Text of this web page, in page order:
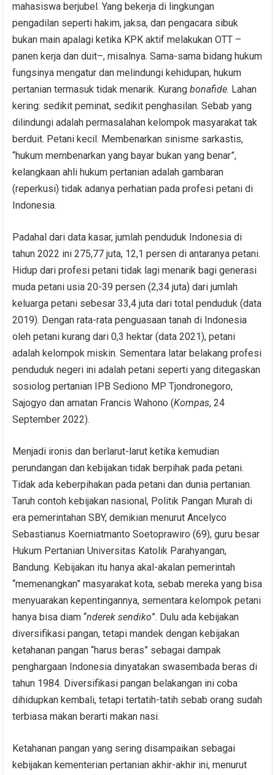
mahasiswa berjubel. Yang bekerja di lingkungan
pengadilan seperti hakim, jaksa, dan pengacara sibuk
bukan main apalagi ketika KPK aktif melakukan OTT –
panen kerja dan duit–, misalnya. Sama-sama bidang hukum
fungsinya mengatur dan melindungi kehidupan, hukum
pertanian termasuk tidak menarik. Kurangbonafide. Lahan
kering: sedikit peminat, sedikit penghasilan. Sebab yang
dilindungi adalah permasalahan kelompok masyarakat tak
berduit. Petani kecil. Membenarkan sinisme sarkastis,
“hukum membenarkan yang bayar bukan yang benar”,
kelangkaan ahli hukum pertanian adalah gambaran
(reperkusi) tidak adanya perhatian pada profesi petani di
Indonesia.
Padahal dari data kasar, jumlah penduduk Indonesia di
tahun 2022 ini 275,77 juta, 12,1 persen di antaranya petani.
Hidup dari profesi petani tidak lagi menarik bagi generasi
muda petani usia 20-39 persen (2,34 juta) dari jumlah
keluarga petani sebesar 33,4 juta dari total penduduk (data
2019). Dengan rata-rata penguasaan tanah di Indonesia
oleh petani kurang dari 0,3 hektar (data 2021), petani
adalah kelompok miskin. Sementara latar belakang profesi
penduduk negeri ini adalah petani seperti yang ditegaskan
sosiolog pertanian IPB Sediono MP Tjondronegoro,
Sajogyo dan amatan Francis Wahono (Kompas, 24
September 2022).
Menjadi ironis dan berlarut-larut ketika kemudian
perundangan dan kebijakan tidak berpihak pada petani.
Tidak ada keberpihakan pada petani dan dunia pertanian.
Taruh contoh kebijakan nasional, Politik Pangan Murah di
era pemerintahan SBY, demikian menurut Ancelyco
Sebastianus Koerniatmanto Soetoprawiro (69), guru besar
Hukum Pertanian Universitas Katolik Parahyangan,
Bandung. Kebijakan itu hanya akal-akalan pemerintah
“memenangkan” masyarakat kota, sebab mereka yang bisa
menyuarakan kepentingannya, sementara kelompok petani
hanya bisa diam “nderek sendiko”. Dulu ada kebijakan
diversifikasi pangan, tetapi mandek dengan kebijakan
ketahanan pangan “harus beras” sebagai dampak
penghargaan Indonesia dinyatakan swasembada beras di
tahun 1984. Diversifikasi pangan belakangan ini coba
dihidupkan kembali, tetapi tertatih-tatih sebab orang sudah
terbiasa makan berarti makan nasi.
Ketahanan pangan yang sering disampaikan sebagai
kebijakan kementerian pertanian akhir-akhir ini, menurut